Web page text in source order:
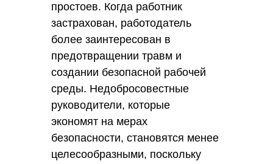
простоев. Когда работник
застрахован, работодатель
более заинтересован в
предотвращении травм и
создании безопасной рабочей
среды. Недобросовестные
руководители, которые
экономят на мерах
безопасности, становятся менее
целесообразными, поскольку